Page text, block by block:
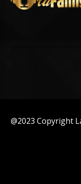
@2023 Copyright